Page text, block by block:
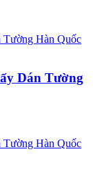
Dán Tường